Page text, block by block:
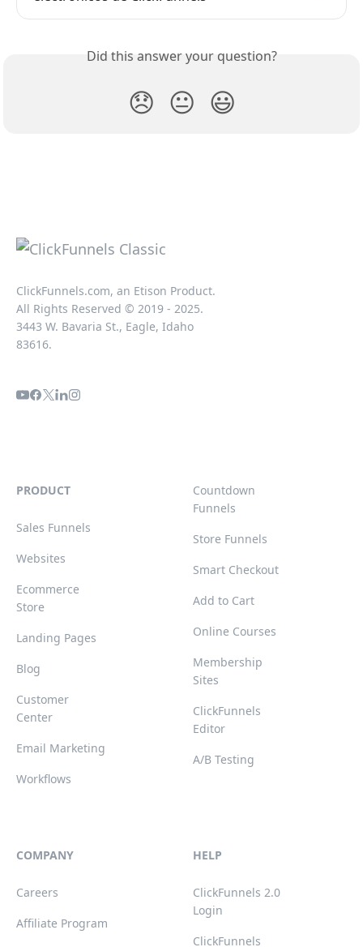
Did this answer your question?
😞 😐 😃
ClickFunnels.com, an Etison Product.
All Rights Reserved © 2019 - 2025.
3443 W. Bavaria St., Eagle, Idaho
83616.
PRODUCT
Sales Funnels
Websites
Ecommerce
Store
Landing Pages
Blog
Customer
Center
Email Marketing
Workflows
Countdown
Funnels
Store Funnels
Smart Checkout
Add to Cart
Online Courses
Membership
Sites
ClickFunnels
Editor
A/B Testing
COMPANY
Careers
Affiliate Program
HELP
ClickFunnels 2.0
Login
ClickFunnels